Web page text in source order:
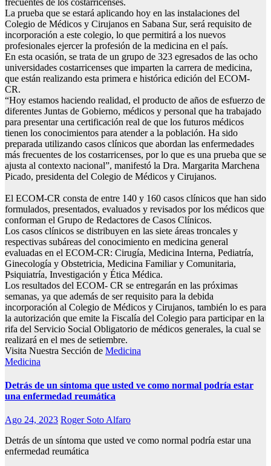
frecuentes de los costarricenses.
La prueba que se estará aplicando hoy en las instalaciones del
Colegio de Médicos y Cirujanos en Sabana Sur, será requisito de
incorporación a este colegio, lo que permitirá a los nuevos
profesionales ejercer la profesión de la medicina en el país.
En esta ocasión, se trata de un grupo de 323 egresados de las ocho
universidades costarricenses que imparten la carrera de medicina,
que están realizando esta primera e histórica edición del ECOM-
CR.
“Hoy estamos haciendo realidad, el producto de años de esfuerzo de
diferentes Juntas de Gobierno, médicos y personal que ha trabajado
para presentar una certificación real de que los futuros médicos
tienen los conocimientos para atender a la población. Ha sido
preparada utilizando casos clínicos que abordan las enfermedades
más frecuentes de los costarricenses, por lo que es una prueba que se
ajusta al contexto nacional”, manifestó la Dra. Margarita Marchena
Picado, presidenta del Colegio de Médicos y Cirujanos.
El ECOM-CR consta de entre 140 y 160 casos clínicos que han sido
formulados, presentados, evaluados y revisados por los médicos que
conforman el Grupo de Redactores de Casos Clínicos.
Los casos clínicos se distribuyen en las siete áreas troncales y
respectivas subáreas del conocimiento en medicina general
evaluadas en el ECOM-CR: Cirugía, Medicina Interna, Pediatría,
Ginecología y Obstetricia, Medicina Familiar y Comunitaria,
Psiquiatría, Investigación y Ética Médica.
Los resultados del ECOM- CR se entregarán en las próximas
semanas, ya que además de ser requisito para la debida
incorporación al Colegio de Médicos y Cirujanos, también lo es para
la autorización que emite la Fiscalía del Colegio para participar en la
rifa del Servicio Social Obligatorio de médicos generales, la cual se
realizará en el mes de setiembre.
Visita Nuestra Sección de Medicina
Medicina
Detrás de un síntoma que usted ve como normal podría estar
una enfermedad reumática
Ago 24, 2023 Roger Soto Alfaro
Detrás de un síntoma que usted ve como normal podría estar una
enfermedad reumática